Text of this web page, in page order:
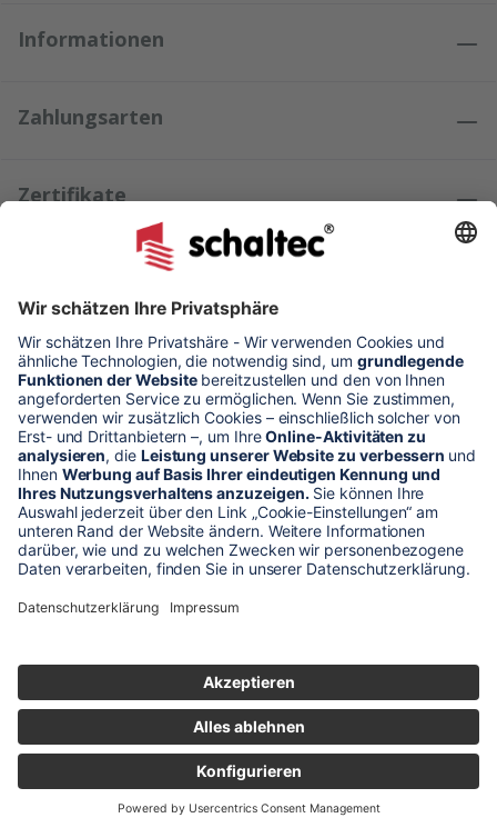
Informationen
Zahlungsarten
Zertifikate
Kundenmeinungen
* Alle Preise verstehen sich zzgl. Mehrwertsteuer und Versandkosten
Unser Shop-Angebot richtet sich nur an gewerbliche
** LP = Listenneupreis (netto) des Herstellers
Mitarbeitern bearbeitet. Sie erhalten in jedem Fall ein Angebot bzw.
eine Auftragsbestätigung.
Produktabbildungen von Gebrauchtartikeln entsprechen nicht immer
der vorrätigen Ware - sie können ähnliche Produkte zeigen.
© 2026 schaltec GmbH |Impressum